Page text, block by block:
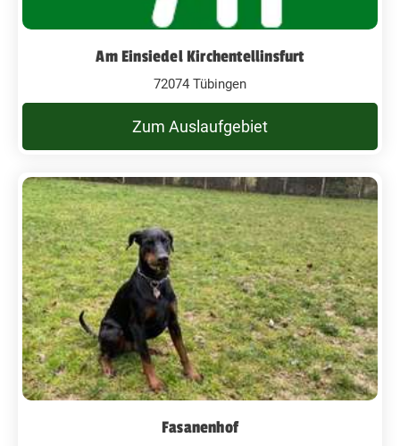
Am Einsiedel Kirchentellinsfurt
72074 Tübingen
Zum Auslaufgebiet
Fasanenhof